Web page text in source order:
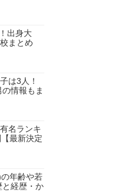
出身大
まとめ
は3人！
情報もま
名ランキ
最新決定
年齢や若
と経歴・か